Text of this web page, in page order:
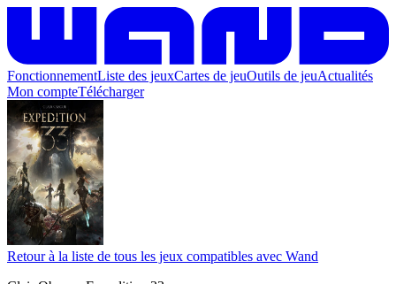
FonctionnementListe des jeuxCartes de jeuOutils de jeuActualités
Mon compteTélécharger
Retour à la liste de tous les jeux compatibles avec Wand